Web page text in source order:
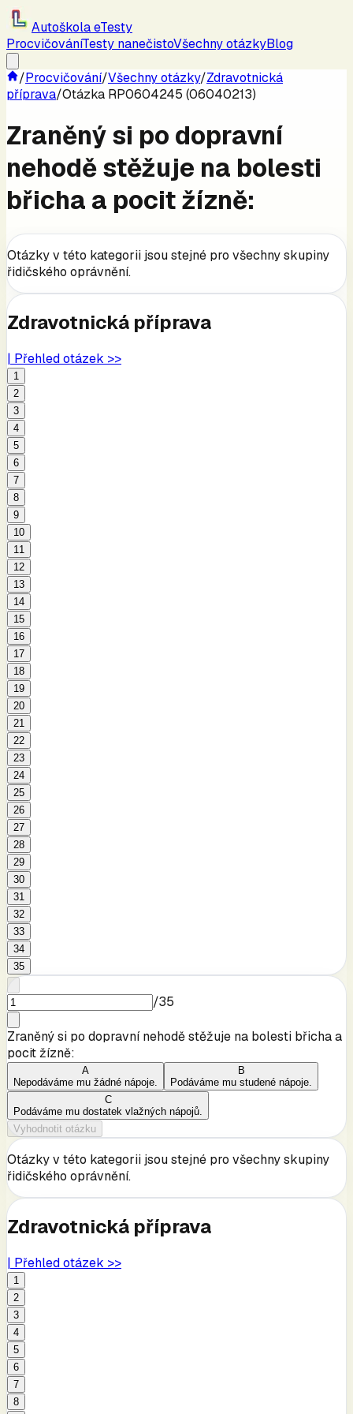
Autoškola eTesty
ProcvičováníTesty nanečistoVšechny otázkyBlog
/Procvičování/Všechny otázky/Zdravotnická
příprava/Otázka RP0604245 (06040213)
Zraněný si po dopravní
nehodě stěžuje na bolesti
břicha a pocit žízně:
Otázky v této kategorii jsou stejné pro všechny skupiny
řidičského oprávnění.
Zdravotnická příprava
| Přehled otázek >>
1
2
3
4
5
6
7
8
9
10
11
12
13
14
15
16
17
18
19
20
21
22
23
24
25
26
27
28
29
30
31
32
33
34
35
/35
Zraněný si po dopravní nehodě stěžuje na bolesti břicha a
pocit žízně:
A
Nepodáváme mu žádné nápoje.
B
Podáváme mu studené nápoje.
C
Podáváme mu dostatek vlažných nápojů.
Vyhodnotit otázku
Otázky v této kategorii jsou stejné pro všechny skupiny
řidičského oprávnění.
Zdravotnická příprava
| Přehled otázek >>
1
2
3
4
5
6
7
8